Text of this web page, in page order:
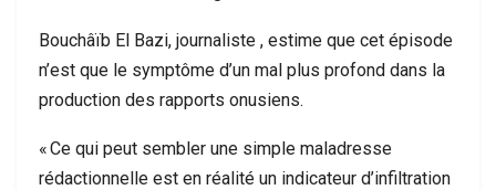
Bouchâïb El Bazi, journaliste , estime que cet épisode
n’est que le symptôme d’un mal plus profond dans la
production des rapports onusiens.
« Ce qui peut sembler une simple maladresse
rédactionnelle est en réalité un indicateur d’infiltration